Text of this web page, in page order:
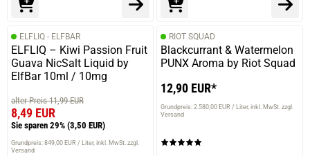
ELFLIQ - ELFBAR
ELFLIQ – Kiwi Passion Fruit
Guava NicSalt Liquid by
ElfBar 10ml / 10mg
alter Preis 11,99 EUR
8,49 EUR
Sie sparen 29% (3,50 EUR)
Grundpreis: 849,00 EUR / Liter inkl. MwSt. zzgl.
Versand
RIOT SQUAD
Blackcurrant & Watermelon
PUNX Aroma by Riot Squad
12,90 EUR*
Grundpreis: 2.580,00 EUR / Liter inkl. MwSt. zzgl.
Versand